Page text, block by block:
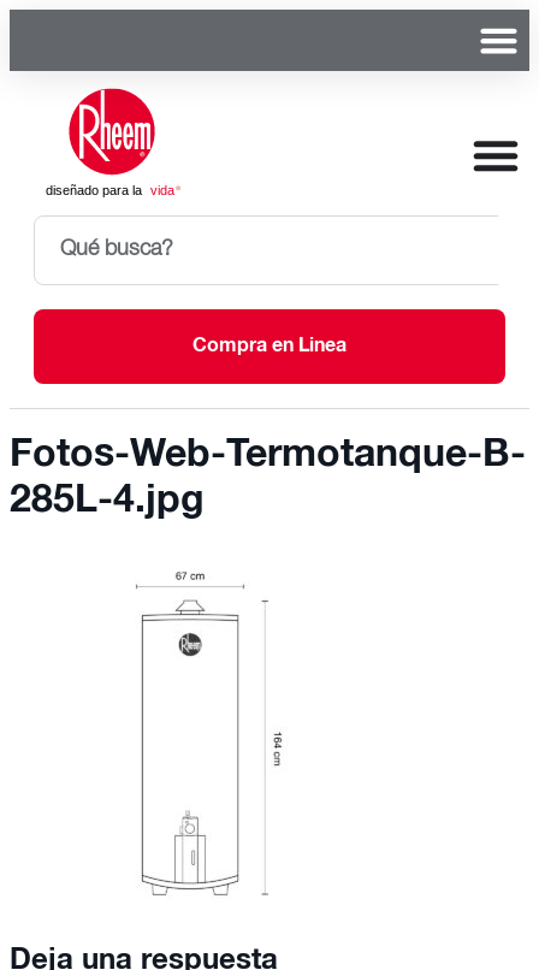
Compra en Linea
Fotos-Web-Termotanque-B-
285L-4.jpg
Deja una respuesta